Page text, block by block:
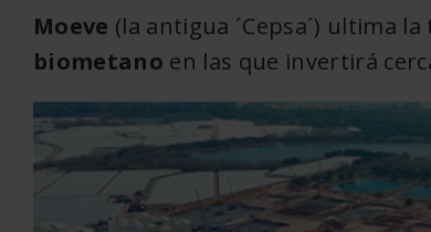
Moeve (la an­tigua ´Cepsa´) ul­tima
bio­me­tano en las que in­ver­tirá